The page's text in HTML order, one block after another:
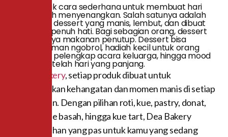
Ada banyak cara sederhana untuk membuat hari
terasa lebih menyenangkan. Salah satunya adalah
menikmati dessert yang manis, lembut, dan dibuat
dengan sepenuh hati. Bagi sebagian orang, dessert
bukan hanya makanan penutup. Dessert bisa
menjadi teman ngobrol, hadiah kecil untuk orang
tersayang, pelengkap acara keluarga, hingga mood
booster setelah hari yang panjang.
Dea Bakery, setiap produk dibuat untuk
menghadirkan kehangatan dan momen manis di setiap
kesempatan. Dengan pilihan roti, kue, pastry, donat,
cookies, kue basah, hingga kue tart, Dea Bakery
menjadi pilihan yang pas untuk kamu yang sedang